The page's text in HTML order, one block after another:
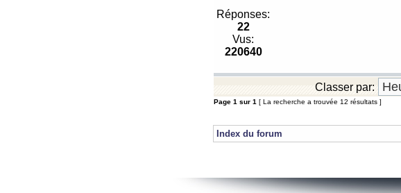
Réponses:
22
Vus:
220640
Classer par:
Page 1 sur 1 [ La recherche a trouvée 12 résultats ]
Index du forum